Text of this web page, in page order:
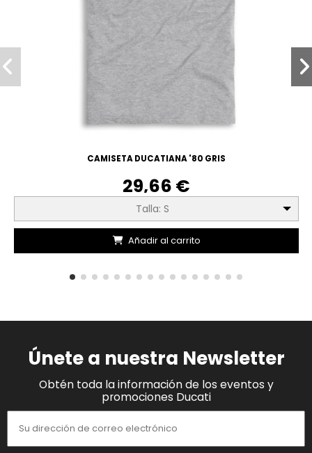
CAMISETA DUCATIANA '80 GRIS
29,66 €
Talla: S
Añadir al carrito
Únete a nuestra Newsletter
Obtén toda la información de los eventos y
promociones Ducati